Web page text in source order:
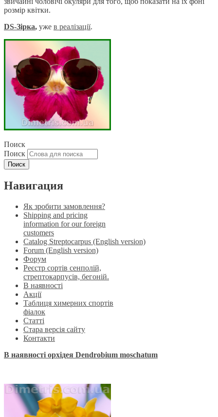
розмір квітки.
DS-Зірка, уже в реалізації.
Поиск
Поиск
Навигация
Як зробити замовлення?
Shipping and pricing
information for our foreign
customers
Catalog Streptocarpus (English version)
Forum (English version)
Форум
Реєстр сортів сенполій,
стрептокарпусів, бегоній.
В наявності
Акції
Таблиця химерних спортів
фіалок
Статті
Стара версія сайту
Контакти
В наявності орхідея Dendrobium moschatum